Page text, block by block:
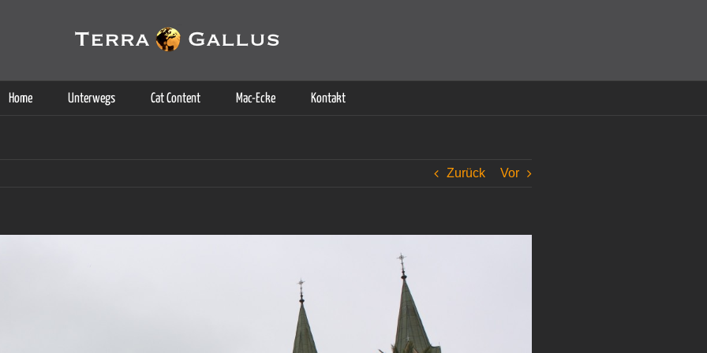
Home Unterwegs Cat Content Mac-Ecke Kontakt
Zurück Vor
Dienste. Durch die Nutzung dieser Webseite erklären Sie sich damit einverstanden, dass Cookies gesetzt werden.
Weitere Informationen